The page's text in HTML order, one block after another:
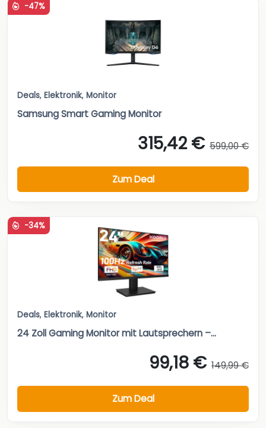
-47%
Deals, Elektronik, Monitor
Samsung Smart Gaming Monitor
315,42 € 599,00 €
Zum Deal
-34%
Deals, Elektronik, Monitor
24 Zoll Gaming Monitor mit Lautsprechern –...
99,18 € 149,99 €
Zum Deal